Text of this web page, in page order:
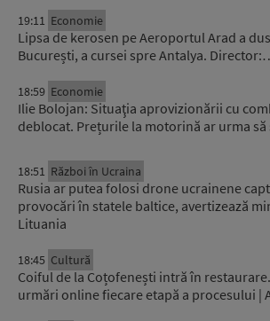
19:11 Economie
Lipsa de kerosen pe Aeroportul Arad a
București, a cursei spre Antalya.
18:59 Economie
Ilie Bolojan: Situaţia aprovizionării cu
deblocat. Prețurile la motorină ar urma
18:51 Război în Ucraina
Rusia ar putea folosi drone ucrainene
provocări în statele baltice, avertizează
Lituania
18:45 Cultură
Coiful de la Coțofenești intră în
urmări online fiecare etapă a procesului |